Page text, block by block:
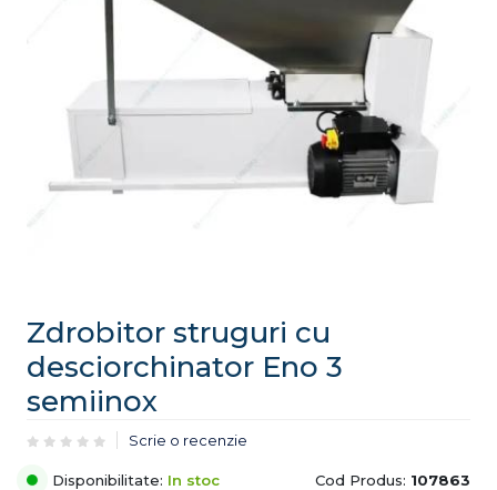
Zdrobitor struguri cu
desciorchinator Eno 3
semiinox
Scrie o recenzie
Disponibilitate: In stoc Cod Produs: 107863